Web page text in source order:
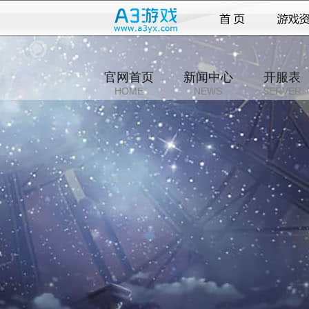
官网首页
HOME
新闻中心
NEWS
开服表
SERVER